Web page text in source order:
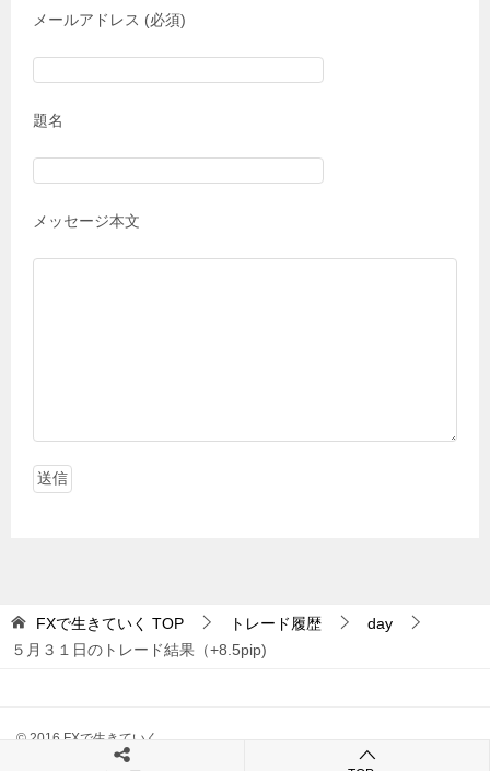
メールアドレス (必須)
題名
メッセージ本文
FXで生きていく TOP トレード履歴
day
５月３１日のトレード結果（+8.5pip)
© 2016 FXで生きていく